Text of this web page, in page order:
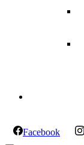
Facebook